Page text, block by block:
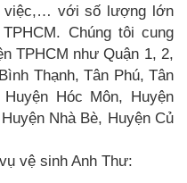
việc,… với số lượng lớn
Chúng tôi cung
TPHCM như Quận 1, 2,
Thạnh, Tân Phú, Tân
Hóc Môn, Huyện
Nhà Bè, Huyện Củ
vệ sinh Anh Thư: